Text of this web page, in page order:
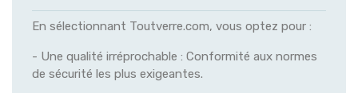
En sélectionnant Toutverre.com, vous optez pour :
- Une qualité irréprochable : Conformité aux normes
de sécurité les plus exigeantes.